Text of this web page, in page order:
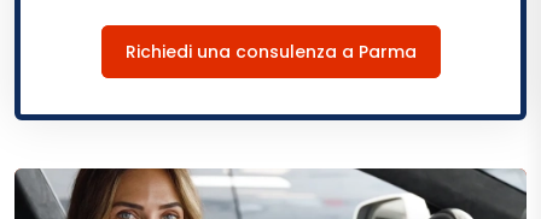
Richiedi una consulenza a Parma